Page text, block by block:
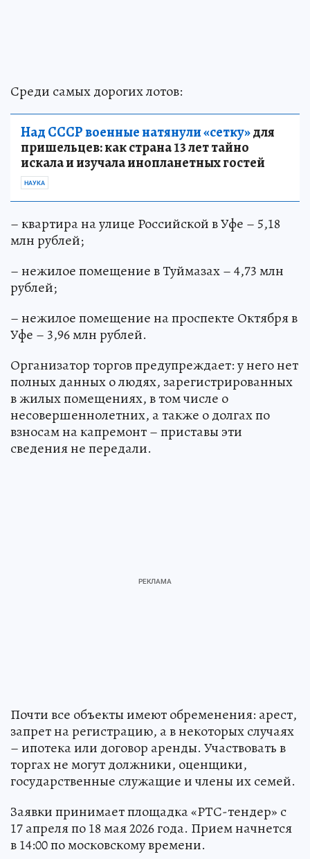
Среди самых дорогих лотов:
Над СССР военные натянули «сетку»для
пришельцев: как страна 13 лет тайно
искала и изучала инопланетных гостей
НАУКА
– квартира на улице Российской в Уфе – 5,18
млн рублей;
– нежилое помещение в Туймазах – 4,73 млн
рублей;
– нежилое помещение на проспекте Октября в
Уфе – 3,96 млн рублей.
Организатор торгов предупреждает: у него нет
полных данных о людях, зарегистрированных
в жилых помещениях, в том числе о
несовершеннолетних, а также о долгах по
взносам на капремонт – приставы эти
сведения не передали.
Почти все объекты имеют обременения: арест,
запрет на регистрацию, а в некоторых случаях
– ипотека или договор аренды. Участвовать в
торгах не могут должники, оценщики,
государственные служащие и члены их семей.
Заявки принимает площадка «РТС-тендер» с
17 апреля по 18 мая 2026 года. Прием начнется
в 14:00 по московскому времени.